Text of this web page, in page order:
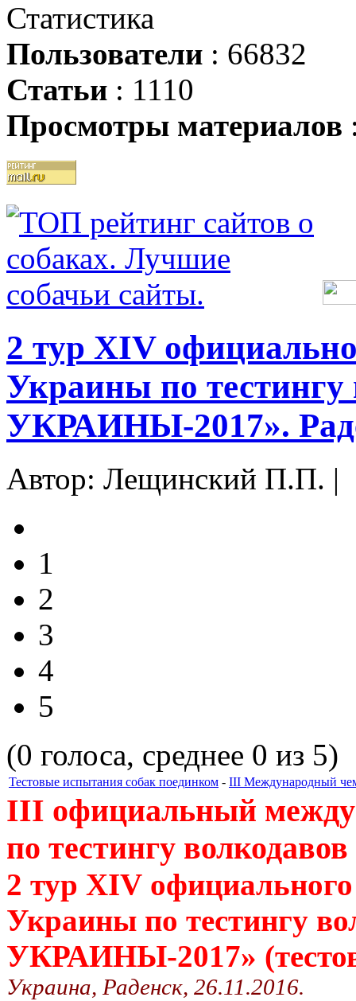
Статистика
Пользователи : 66832
Статьи : 1110
Просмотры материалов
2 тур ХIV
Украины по
УКРАИНЫ-2017».
Автор: Лещинский П.П. |
1
2
3
4
5
(0 голоса, среднее 0 из 5)
Тестовые испытания собак поединком - III Международный
III официальный
по тестингу волкодавов
2 тур ХIV
Украины по тестингу
УКРАИНЫ-2017»
Украина, Раденск, 26.11.2016.